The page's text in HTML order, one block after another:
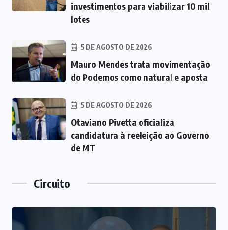
investimentos para viabilizar 10 mil
lotes
5 DE AGOSTO DE 2026
Mauro Mendes trata movimentação
do Podemos como natural e aposta
5 DE AGOSTO DE 2026
Otaviano Pivetta oficializa
candidatura à reeleição ao Governo
de MT
Circuito